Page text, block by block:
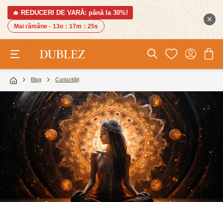
🔥 REDUCERI DE VARĂ: până la 30%!
Mai rămâne - 13o : 17m : 24s
Blog Curiozități